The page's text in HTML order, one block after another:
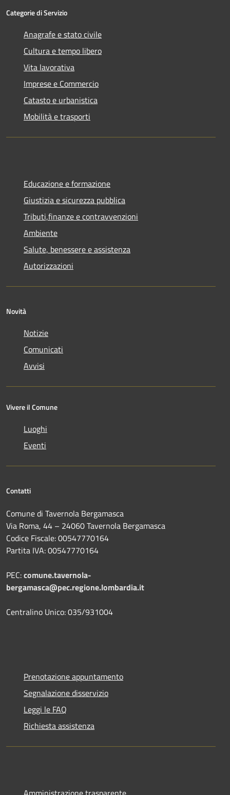
Categorie di Servizio
Anagrafe e stato civile
Cultura e tempo libero
Vita lavorativa
Imprese e Commercio
Catasto e urbanistica
Mobilità e trasporti
Educazione e formazione
Giustizia e sicurezza pubblica
Tributi,finanze e contravvenzioni
Ambiente
Salute, benessere e assistenza
Autorizzazioni
Novità
Notizie
Comunicati
Avvisi
Vivere il Comune
Luoghi
Eventi
Contatti
Comune di Tavernola Bergamasca
Via Roma, 44 – 24060 Tavernola Bergamasca
Codice Fiscale: 00547770164
Partita IVA: 00547770164
PEC:comune.tavernola-
bergamasca@pec.regione.lombardia.it
Centralino Unico: 035/931004
Prenotazione appuntamento
Segnalazione disservizio
Leggi le FAQ
Richiesta assistenza